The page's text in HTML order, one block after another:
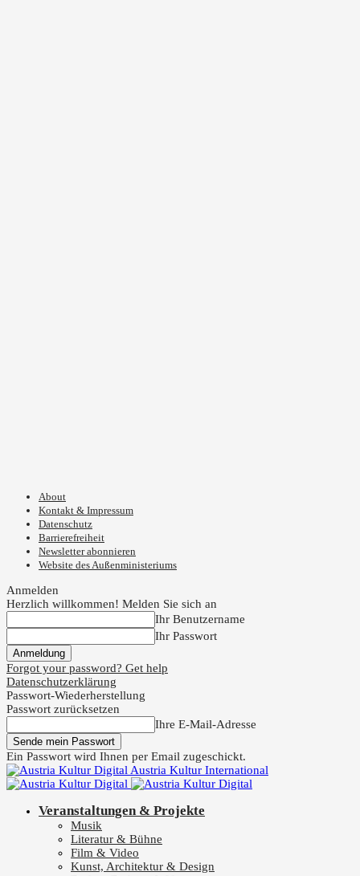
About
Kontakt & Impressum
Datenschutz
Barrierefreiheit
Newsletter abonnieren
Website des Außenministeriums
Anmelden
Herzlich willkommen! Melden Sie sich an
Ihr Benutzername
Ihr Passwort
Forgot your password? Get help
Datenschutzerklärung
Passwort-Wiederherstellung
Passwort zurücksetzen
Ihre E-Mail-Adresse
Ein Passwort wird Ihnen per Email zugeschickt.
Austria Kultur International
Veranstaltungen & Projekte
Musik
Literatur & Bühne
Film & Video
Kunst, Architektur & Design